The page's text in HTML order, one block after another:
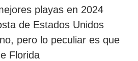
playas en 2024
de Estados Unidos
pero lo peculiar es que
Florida